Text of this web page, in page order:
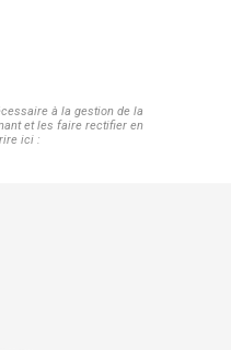
à la gestion de la
et les faire rectifier en
ici :